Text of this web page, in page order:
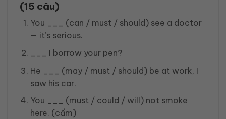
(15 câu)
You ___ (can / must / should) see a doctor
— it’s serious.
___ I borrow your pen?
He ___ (may / must / should) be at work, I
saw his car.
You ___ (must / could / will) not smoke
here. (cấm)